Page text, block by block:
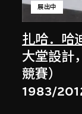
扎哈．哈
展出中
大堂設計
競賽）
1983/